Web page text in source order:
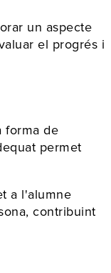
un aspecte
el progrés i
forma de
permet
a l'alumne
contribuint